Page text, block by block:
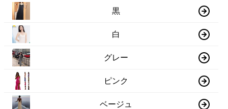
黒
白
グレー
ピンク
ベージュ